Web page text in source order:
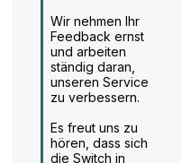
Wir nehmen Ihr
Feedback ernst
und arbeiten
ständig daran,
unseren Service
zu verbessern.
Es freut uns zu
hören, dass sich
die Switch in